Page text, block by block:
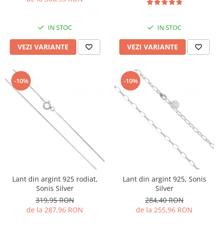
IN STOC
VEZI VARIANTE
IN STOC
VEZI VARIANTE
-10%
Lant din argint 925 rodiat,
Sonis Silver
319,95 RON
de la 287,96 RON
-10%
Lant din argint 925, Sonis
Silver
284,40 RON
de la 255,96 RON